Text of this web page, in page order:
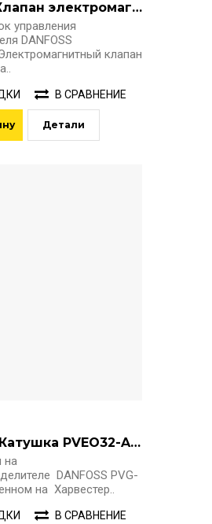
11177348 Клапан электромагнитный PVG32 (старый код 157B4734)
управления
DANFOSS
клапан
В СРАВНЕНИЕ
Детали
157B4228 Катушка PVEO32-ACTUATOR-S4-1x4HIR-H-24V
на
DANFOSS PVG-
на Харвестер..
В СРАВНЕНИЕ